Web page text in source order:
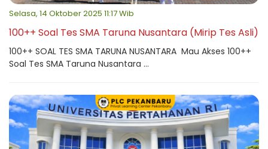
Selasa, 14 Oktober 2025 11:17 Wib
100++ Soal Tes SMA Taruna Nusantara (Mirip Tes Asli)
100++ SOAL TES SMA TARUNA NUSANTARA Mau Akses 100++
Soal Tes SMA Taruna Nusantara ...